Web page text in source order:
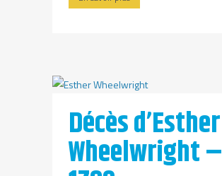
Décès d’Esther
Wheelwright –